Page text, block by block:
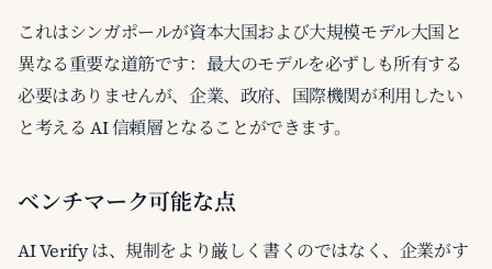
これはシンガポールが資本大国および大規模モデル大国と
異なる重要な道筋です：最大のモデルを必ずしも所有する
必要はありませんが、企業、政府、国際機関が利用したい
と考える AI 信頼層となることができます。
ベンチマーク可能な点
AI Verify は、規制をより厳しく書くのではなく、企業がす